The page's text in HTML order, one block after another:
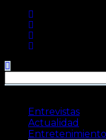
contenido
Entrevistas
Actualidad
Entretenimiento